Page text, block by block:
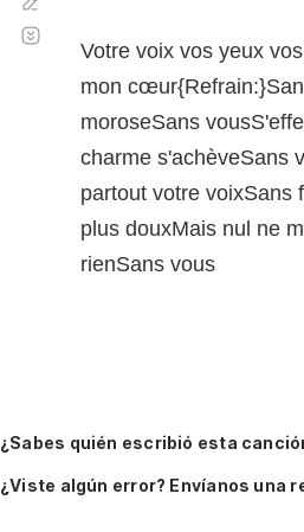
Votre voix vos yeux
mon
moroseSans
charme s'achèveSans
partout votre voixSans
plus douxMais nul ne
rienSans vous
automático
¿Sabes quién escribió esta
¿Viste algún error? Envíanos una